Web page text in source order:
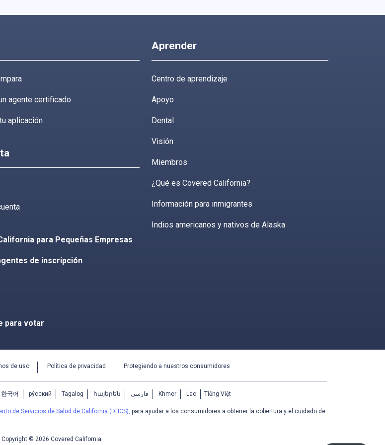
agente certificado
aplicación
para Pequeñas Empresas
de inscripción
para votar
Aprender
Centro de aprendizaje
Apoyo
Dental
Visión
Miembros
¿Qué es Covered California?
Información para inmigrantes
Indios americanos y nativos de Alaska
de uso Política de privacidad Protegiendo a nuestros consumidores
한국어 ру́сский Tagalog հայերեն فارسی Khmer Lao Tiếng Việt
de Servicios de Salud de California (DHCS), para ayudar a los consumidores a obtener la cobertura y el cuidado de
Copyright © 2026 Covered California